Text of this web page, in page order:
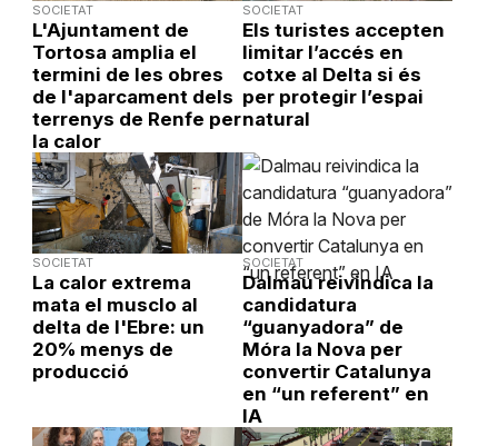
SOCIETAT
L'Ajuntament de
Tortosa amplia el
termini de les obres
de l'aparcament dels
terrenys de Renfe per
la calor
SOCIETAT
Els turistes accepten
limitar l’accés en
cotxe al Delta si és
per protegir l’espai
natural
SOCIETAT
La calor extrema
mata el musclo al
delta de l'Ebre: un
20% menys de
producció
SOCIETAT
Dalmau reivindica la
candidatura
“guanyadora” de
Móra la Nova per
convertir Catalunya
en “un referent” en
IA